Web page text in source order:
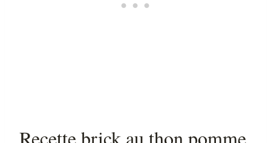
Recette brick au thon pomme